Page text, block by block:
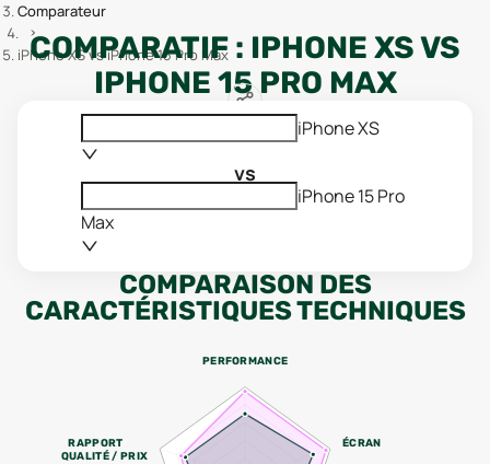
Comparateur
iPhone XS vs iPhone 15 Pro Max
COMPARATIF : IPHONE XSVS
IPHONE 15 PRO MAX
iPhone XS
vs
iPhone 15 Pro
Max
COMPARAISON DES
CARACTÉRISTIQUES TECHNIQUES
PERFORMANCE
ÉCRAN
RAPPORT
QUALITÉ / PRIX